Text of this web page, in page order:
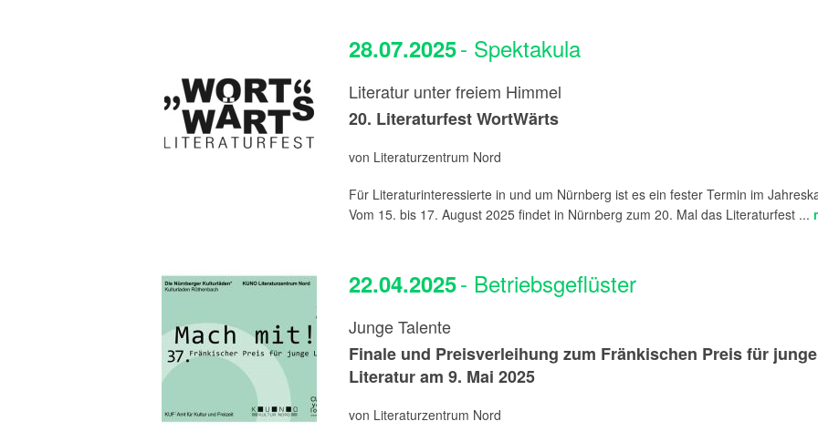
28.07.2025- Spektakula
Literatur unter freiem Himmel
20. Literaturfest WortWärts
von Literaturzentrum Nord
Für Literaturinteressierte in und um Nürnberg ist es ein fester Termin im
Vom 15. bis 17. August 2025 findet in Nürnberg zum 20. Mal das Literaturfest ...
22.04.2025- Betriebsgeflüster
Junge Talente
Finale und Preisverleihung zum Fränkischen Preis für junge
Literatur am 9. Mai 2025
von Literaturzentrum Nord